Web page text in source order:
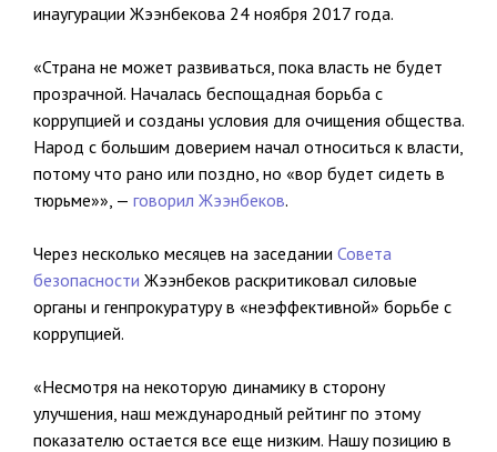
инаугурации Жээнбекова 24 ноября 2017 года.
«Страна не может развиваться, пока власть не будет
прозрачной. Началась беспощадная борьба с
коррупцией и созданы условия для очищения общества.
Народ с большим доверием начал относиться к власти,
потому что рано или поздно, но «вор будет сидеть в
тюрьме»», — говорил Жээнбеков.
Через несколько месяцев на заседании Совета
безопасности Жээнбеков раскритиковал силовые
органы и генпрокуратуру в «неэффективной» борьбе с
коррупцией.
«Несмотря на некоторую динамику в сторону
улучшения, наш международный рейтинг по этому
показателю остается все еще низким. Нашу позицию в